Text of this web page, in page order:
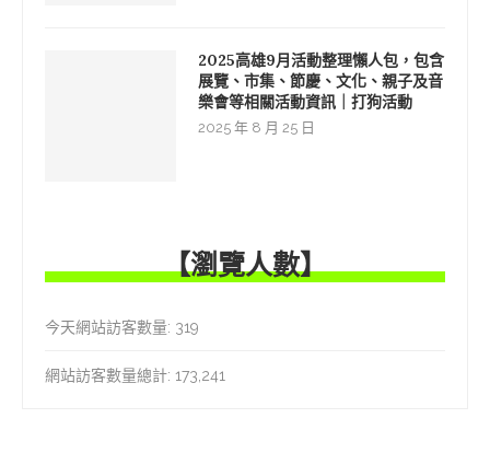
2025高雄9月活動整理懶人包，包含
展覽、市集、節慶、文化、親子及音
樂會等相關活動資訊｜打狗活動
2025 年 8 月 25 日
【瀏覽人數】
今天網站訪客數量: 319
網站訪客數量總計: 173,241